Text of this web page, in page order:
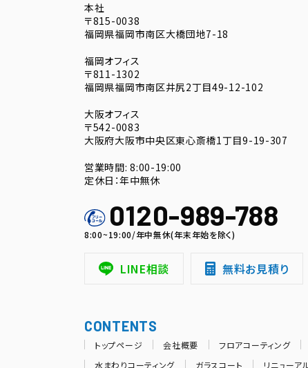
本社
〒815-0038
福岡県福岡市南区大橋団地7-18
福岡オフィス
〒811-1302
福岡県福岡市南区井尻2丁目49-12-102
大阪オフィス
〒542-0083
大阪府大阪市中央区東心斎橋1丁目9-19-307
営業時間: 8:00-19:00
定休日：年中無休
0120-989-788
8:00~19:00/年中無休(年末年始を除く)
LINE相談 無料お見積り
CONTENTS
トップページ 会社概要 フロアコーティング
水まわりコーティング
ガラスコート リニューア